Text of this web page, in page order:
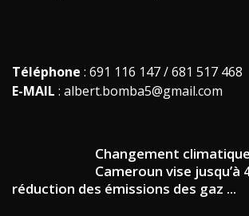
Téléphone : 691 116 147 / 681 517 468
E-MAIL : albert.bomba5@gmail.com
Changement
Cameroun vise jusqu’à
réduction des émissions des gaz ...